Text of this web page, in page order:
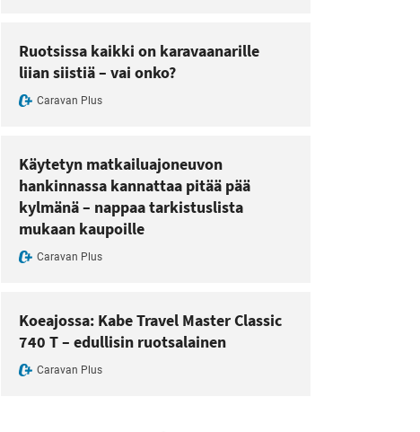
Ruotsissa kaikki on karavaanarille
liian siistiä – vai onko?
Caravan Plus
Käytetyn matkailuajoneuvon
hankinnassa kannattaa pitää pää
kylmänä – nappaa tarkistuslista
mukaan kaupoille
Caravan Plus
Koeajossa: Kabe Travel Master Classic
740 T – edullisin ruotsalainen
Caravan Plus